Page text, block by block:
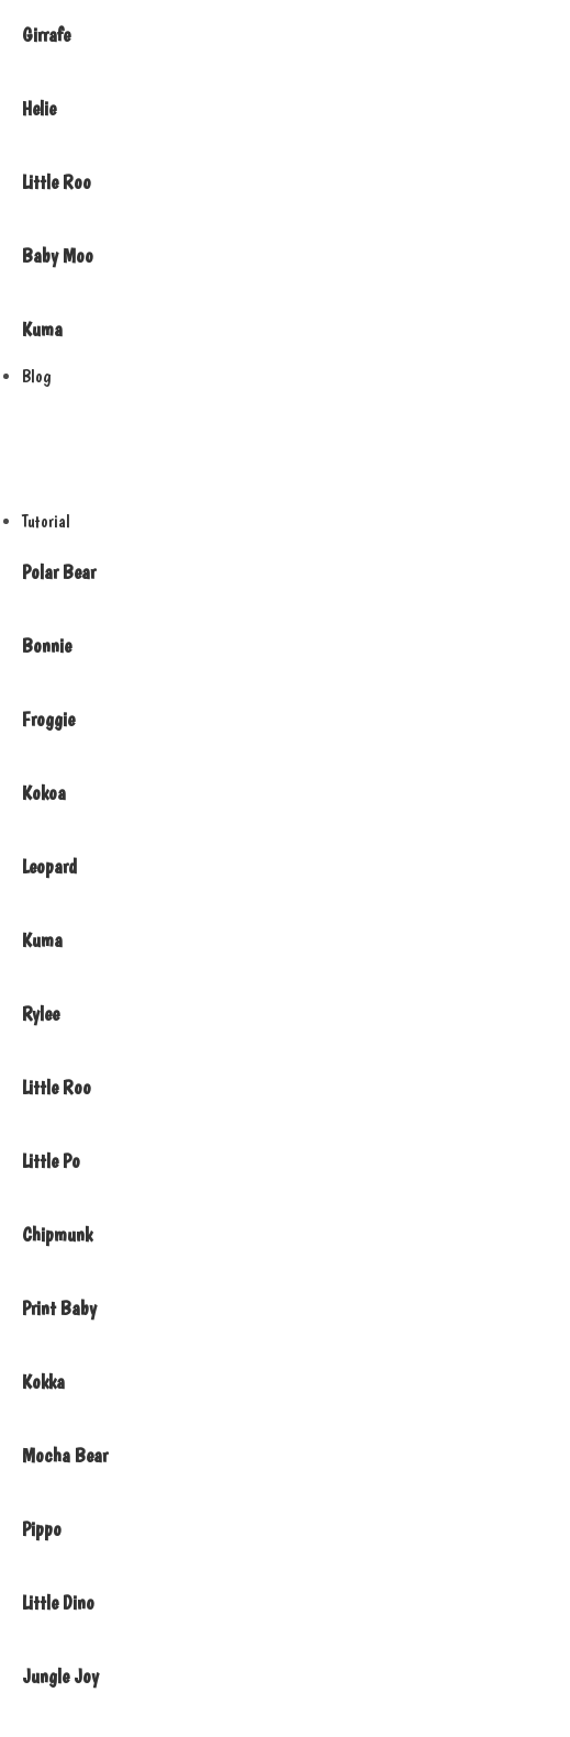
Girrafe
Helie
Little Roo
Baby Moo
Kuma
Blog
Tutorial
Polar Bear
Bonnie
Froggie
Kokoa
Leopard
Kuma
Rylee
Little Roo
Little Po
Chipmunk
Print Baby
Kokka
Mocha Bear
Pippo
Little Dino
Jungle Joy